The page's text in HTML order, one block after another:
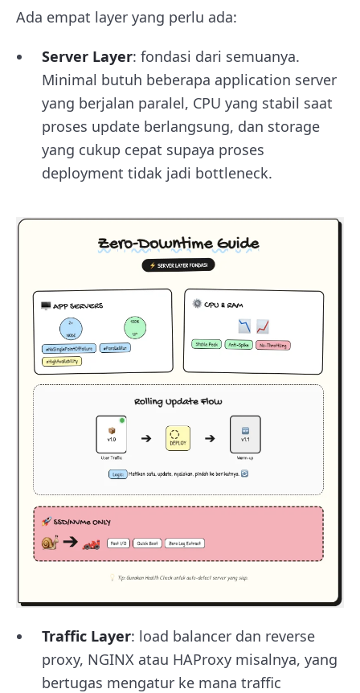
Ada empat layer yang perlu ada:
Server Layer: fondasi dari semuanya.
Minimal butuh beberapa application server
yang berjalan paralel, CPU yang stabil saat
proses update berlangsung, dan storage
yang cukup cepat supaya proses
deployment tidak jadi bottleneck.
Traffic Layer: load balancer dan reverse
proxy, NGINX atau HAProxy misalnya, yang
bertugas mengatur ke mana traffic